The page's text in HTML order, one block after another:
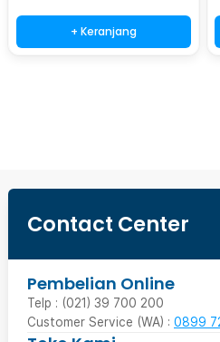
+ Keranjang
Contact Center
Pembelian Online
Telp : (021) 39 700 200
Customer Service (WA) : 0899